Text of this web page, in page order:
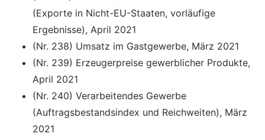
(Exporte in Nicht-EU-Staaten, vorläufige
Ergebnisse), April 2021
(Nr. 238) Umsatz im Gastgewerbe, März 2021
(Nr. 239) Erzeugerpreise gewerblicher Produkte,
April 2021
(Nr. 240) Verarbeitendes Gewerbe
(Auftragsbestandsindex und Reichweiten), März
2021